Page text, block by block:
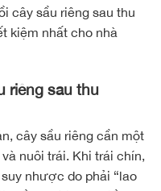
cây sầu riêng sau thu
kiệm nhất cho nhà
riêng sau thu
cây sầu riêng cần một
nuôi trái. Khi trái chín,
nhược do phải “lao